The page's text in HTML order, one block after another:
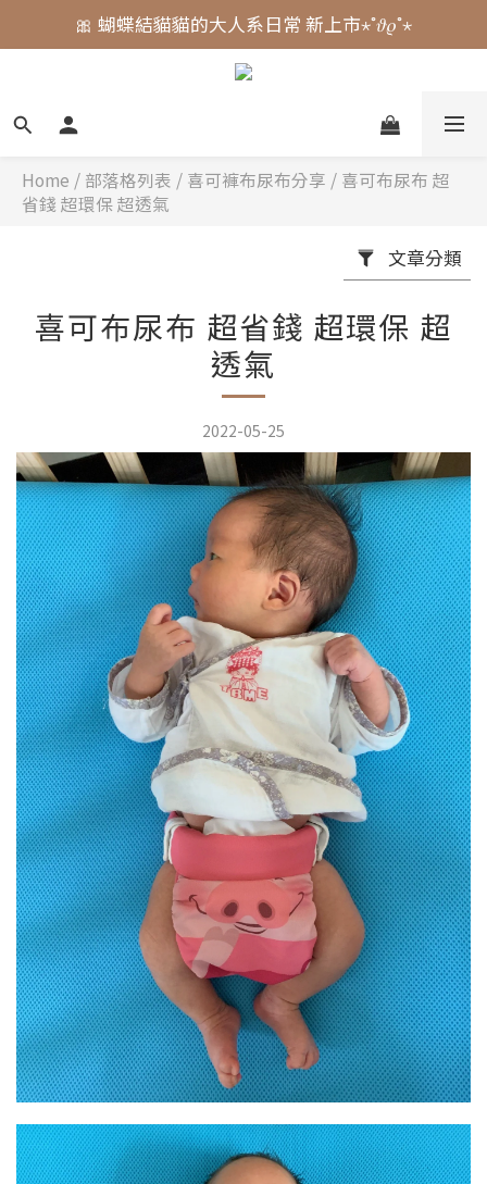
🎀 蝴蝶結貓貓的大人系日常 新上市⋆˚𝜗𝜚˚⋆
🎀 蝴蝶結貓貓的大人系日常 新上市⋆˚𝜗𝜚˚⋆
📣  𝘄𝗲𝗹𝗰𝗼𝗺𝗲 加入會員享 $𝟑𝟎元 購物金.ᐟ
⚠️ 授權即將到期｜威嗝高校 自黏收納巾 現貨倒數中.ᐟ
🎀 蝴蝶結貓貓的大人系日常 新上市⋆˚𝜗𝜚˚⋆
Home / 部落格列表 / 喜可褲布尿布分享 / 喜可布尿布 超
省錢 超環保 超透氣
文章分類
喜可布尿布 超省錢 超環保 超
透氣
2022-05-25